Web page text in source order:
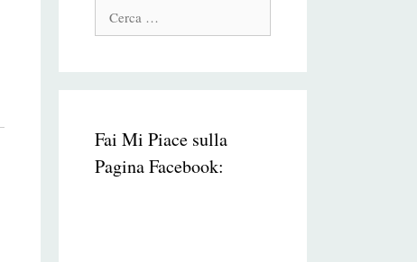
Cerca:
Fai Mi Piace sulla
Pagina Facebook: